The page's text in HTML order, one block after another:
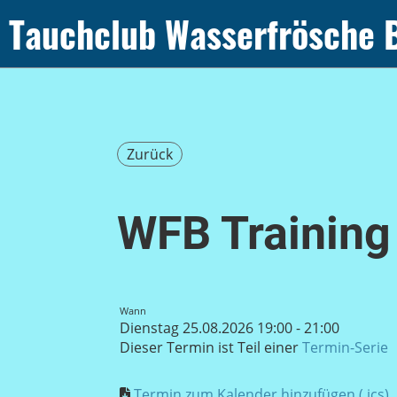
Tauchclub Wasserfrösche
Zurück
WFB Training
Wann
Dienstag 25.08.2026 19:00 - 21:00
Dieser Termin ist Teil einerTermin-Serie